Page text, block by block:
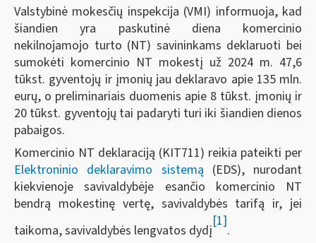
Valstybinė mokesčių inspekcija (VMI) informuoja, kad
šiandien yra paskutinė diena komercinio
nekilnojamojo turto (NT) savininkams deklaruoti bei
sumokėti komercinio NT mokestį už 2024 m. 47,6
tūkst. gyventojų ir įmonių jau deklaravo apie 135 mln.
eurų, o preliminariais duomenis apie 8 tūkst. įmonių ir
20 tūkst. gyventojų tai padaryti turi iki šiandien dienos
pabaigos.
Komercinio NT deklaraciją (KIT711) reikia pateikti per
Elektroninio deklaravimo sistemą (EDS), nurodant
kiekvienoje savivaldybėje esančio komercinio NT
bendrą mokestinę vertę, savivaldybės tarifą ir, jei
taikoma, savivaldybės lengvatos dydį
[1]
.